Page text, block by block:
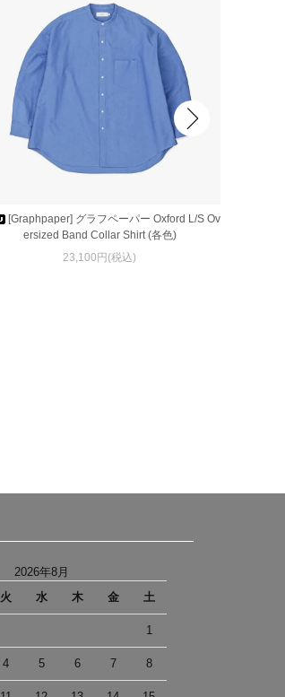
[Graphpaper] グラフペーパー Oxford L/S Ov
ersized Band Collar Shirt (各色)
23,100円(税込)
2026年8月
火 水 木 金 土
1
4 5 6 7 8